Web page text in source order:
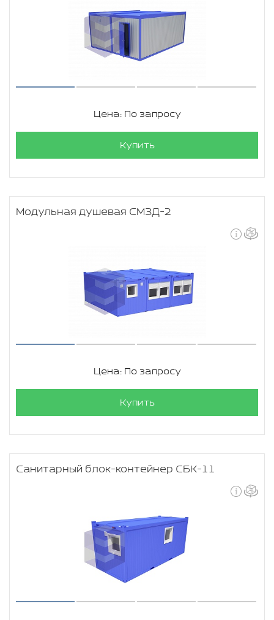
Цена: По запросу
Купить
Модульная душевая СМЗД-2
Цена: По запросу
Купить
Санитарный блок-контейнер СБК-11